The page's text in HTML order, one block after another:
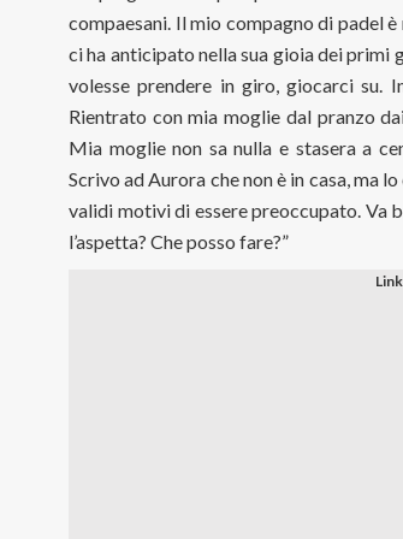
compaesani. Il mio compagno di padel
ci ha anticipato nella sua gioia dei primi
volesse prendere in giro, giocarci su.
Rientrato con mia moglie dal pranzo
Mia moglie non sa nulla e stasera a
Scrivo ad Aurora che non è in casa, ma
validi motivi di essere preoccupato. Va
l’aspetta? Che posso fare?”